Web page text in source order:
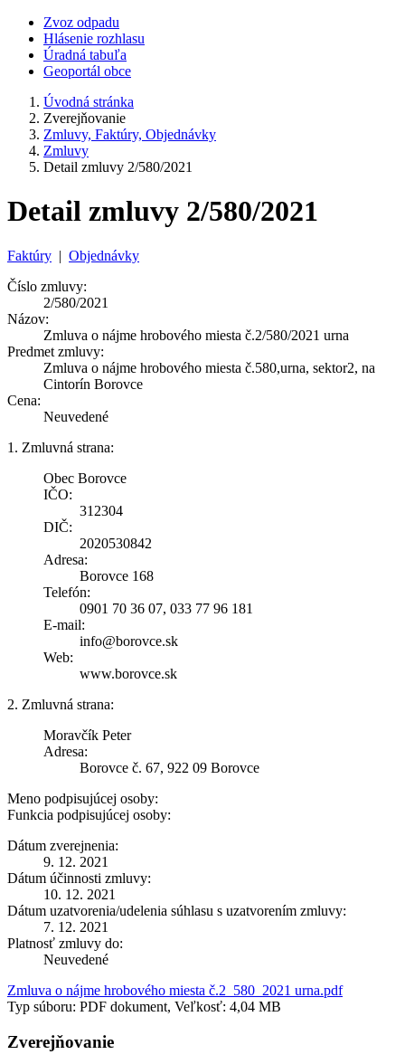
Zvoz odpadu
Hlásenie rozhlasu
Úradná tabuľa
Geoportál obce
Úvodná stránka
Zverejňovanie
Zmluvy, Faktúry, Objednávky
Zmluvy
Detail zmluvy 2/580/2021
Detail zmluvy 2/580/2021
Faktúry | Objednávky
Číslo zmluvy:
2/580/2021
Názov:
Zmluva o nájme hrobového miesta č.2/580/2021 urna
Predmet zmluvy:
Zmluva o nájme hrobového miesta č.580,urna, sektor2, na
Cintorín Borovce
Cena:
Neuvedené
1. Zmluvná strana:
Obec Borovce
IČO:
312304
DIČ:
2020530842
Adresa:
Borovce 168
Telefón:
0901 70 36 07, 033 77 96 181
E-mail:
info@borovce.sk
Web:
www.borovce.sk
2. Zmluvná strana:
Moravčík Peter
Adresa:
Borovce č. 67, 922 09 Borovce
Meno podpisujúcej osoby:
Funkcia podpisujúcej osoby:
Dátum zverejnenia:
9. 12. 2021
Dátum účinnosti zmluvy:
10. 12. 2021
Dátum uzatvorenia/udelenia súhlasu s uzatvorením zmluvy:
7. 12. 2021
Platnosť zmluvy do:
Neuvedené
Zmluva o nájme hrobového miesta č.2_580_2021 urna.pdf
Typ súboru: PDF dokument, Veľkosť: 4,04 MB
Zverejňovanie